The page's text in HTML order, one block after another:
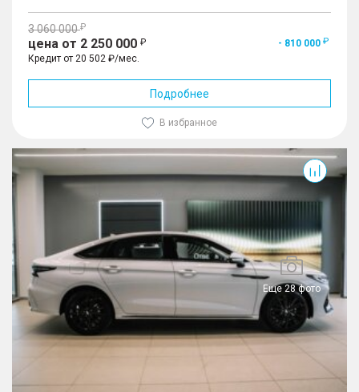
3 060 000
цена от 2 250 000
- 810 000
Кредит от 20 502 ₽/мес.
Подробнее
В избранное
Еще 28 фото
Arrizo 8